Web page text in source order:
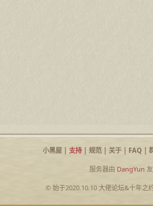
小黑屋| 支持| 规范| 关于| FAQ|
服务器由 DangYun
© 始于2020.10.10 大佬论坛&十年之